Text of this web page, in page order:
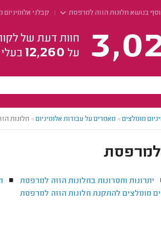
בנושא חלונות הזזה למרפסת קבלני אלומיניום
חוות דעת של
על 12,260
מומלצים> מאמרים על עבודות אלומיניום> חלונות
למרפסת
יתרונות וחסרונות בחלונות הזזה למרפסת ■
מומלצים להתקנת חלונות הזזה למרפסת